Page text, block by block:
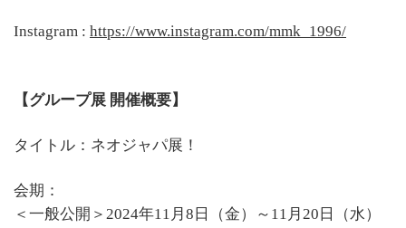
Instagram : https://www.instagram.com/mmk_1996/
【グループ展 開催概要】
タイトル：ネオジャパ展！
会期：
＜一般公開＞2024年11月8日（金）～11月20日（水）